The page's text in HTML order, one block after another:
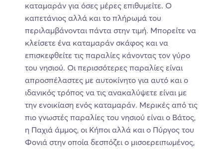
καταμαράν για όσες μέρες επιθυμείτε. Ο
καπετάνιος αλλά και το πλήρωμά του
περιλαμβάνονται πάντα στην τιμή. Μπορείτε να
κλείσετε ένα καταμαράν σκάφος και να
επισκεφθείτε τις παραλίες κάνοντας τον γύρο
του νησιού. Οι περισσότερες παραλίες είναι
απροσπέλαστες με αυτοκίνητο για αυτό και ο
ιδανικός τρόπος να τις ανακαλύψετε είναι με
την ενοικίαση ενός καταμαράν. Μερικές από τις
πιο γνωστές παραλίες του νησιού είναι ο Βάτος,
η Παχιά άμμος, οι Κήποι αλλά και ο Πύργος του
Φονιά στην οποία δεσπόζει ο μισοερειπωμένος,